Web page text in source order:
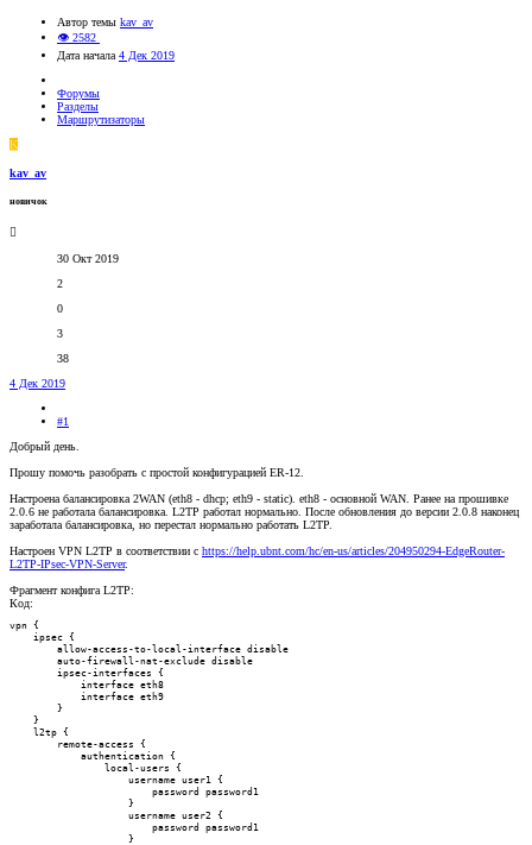
Автор темы kav_av
👁 2582
Дата начала 4 Дек 2019
Форумы
Разделы
Маршрутизаторы
K
kav_av
новичок
30 Окт 2019
2
0
3
38
4 Дек 2019
#1
Добрый день.
Прошу помочь разобрать с простой конфигурацией ER-12.
Настроена балансировка 2WAN (eth8 - dhcp; eth9 - static). eth8 - основной WAN. Ранее на прошивке
2.0.6 не работала балансировка. L2TP работал нормально. После обновления до версии 2.0.8 наконец
заработала балансировка, но перестал нормально работать L2TP.
Настроен VPN L2TP в соответствии с https://help.ubnt.com/hc/en-us/articles/204950294-EdgeRouter-
L2TP-IPsec-VPN-Server.
Фрагмент конфига L2TP:
Код:
vpn {
    ipsec {
        allow-access-to-local-interface disable
        auto-firewall-nat-exclude disable
        ipsec-interfaces {
            interface eth8
            interface eth9
        }
    }
    l2tp {
        remote-access {
            authentication {
                local-users {
                    username user1 {
                        password password1
                    }
                    username user2 {
                        password password1
                    }